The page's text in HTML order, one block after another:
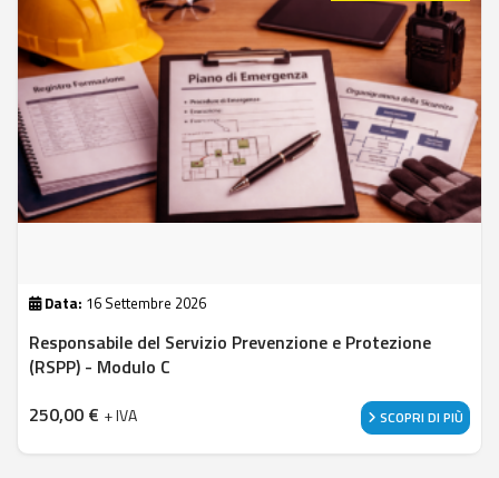
Data: 16 Settembre 2026
Responsabile del Servizio Prevenzione e Protezione
(RSPP) - Modulo C
250,00 € + IVA SCOPRI DI PIÙ